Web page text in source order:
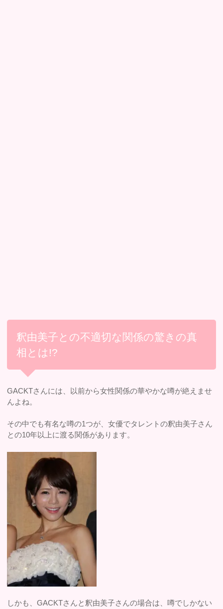
釈由美子との不適切な関係の驚きの真
相とは!?
GACKTさんには、以前から女性関係の華やかな噂が絶えませ
んよね。
その中でも有名な噂の1つが、女優でタレントの釈由美子さん
との10年以上に渡る関係があります。
しかも、GACKTさんと釈由美子さんの場合は、噂でしかない